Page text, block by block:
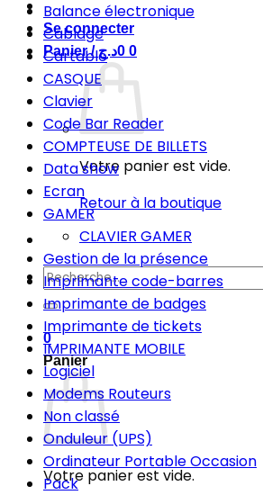
Se connecter
Panier /
0د.ج 0
Votre panier est vide.
Retour à la boutique
Recherche
pour :
0
Panier
Votre panier est vide.
Balance électronique
Cablage
Cartable
CASQUE
Clavier
Code Bar Reader
COMPTEUSE DE BILLETS
Data show
Ecran
GAMER
CLAVIER GAMER
Gestion de la présence
Imprimante code-barres
Imprimante de badges
Imprimante de tickets
IMPRIMANTE MOBILE
Logiciel
Modems Routeurs
Non classé
Onduleur (UPS)
Ordinateur Portable Occasion
Pack